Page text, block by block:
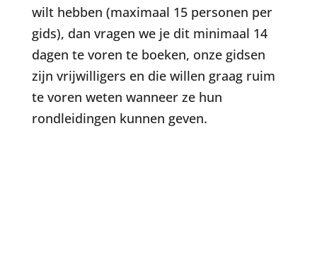
wilt hebben (maximaal 15 personen per
gids), dan vragen we je dit minimaal 14
dagen te voren te boeken, onze gidsen
zijn vrijwilligers en die willen graag ruim
te voren weten wanneer ze hun
rondleidingen kunnen geven.